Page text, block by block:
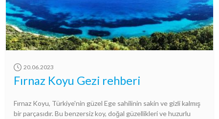
20.06.2023
Fırnaz Koyu Gezi rehberi
Fırnaz Koyu, Türkiye'nin güzel Ege sahilinin sakin ve gizli kalmış
bir parçasıdır. Bu benzersiz koy, doğal güzellikleri ve huzurlu